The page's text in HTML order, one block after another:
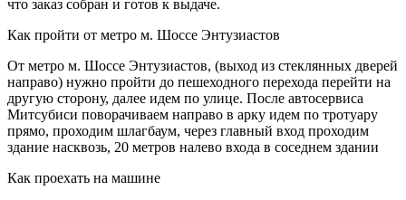
что заказ собран и готов к выдаче.
Как пройти от метро м. Шоссе Энтузиастов
От метро м. Шоссе Энтузиастов, (выход из стеклянных дверей
направо) нужно пройти до пешеходного перехода перейти на
другую сторону, далее идем по улице. После автосервиса
Митсубиси поворачиваем направо в арку идем по тротуару
прямо, проходим шлагбаум, через главный вход проходим
здание насквозь, 20 метров налево входа в соседнем здании
Как проехать на машине